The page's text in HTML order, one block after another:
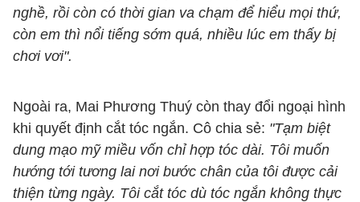
nghề, rồi còn có thời gian va chạm để hiểu mọi thứ,
còn em thì nổi tiếng sớm quá, nhiều lúc em thấy bị
chơi vơi".
Ngoài ra, Mai Phương Thuý còn thay đổi ngoại hình
khi quyết định cắt tóc ngắn. Cô chia sẻ: "Tạm biệt
dung mạo mỹ miều vốn chỉ hợp tóc dài. Tôi muốn
hướng tới tương lai nơi bước chân của tôi được cải
thiện từng ngày. Tôi cắt tóc dù tóc ngắn không thực